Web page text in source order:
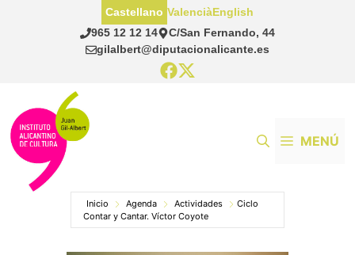
965 12 12 14
C/San Fernando, 44
gilalbert@diputacionalicante.es
Castellano ValenciàEnglish
MENÚ
Inicio Agenda Actividades
Ciclo
Contar y Cantar. Víctor Coyote